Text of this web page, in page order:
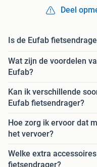
Deel
Is de Eufab
Wat zijn de voordelen
Eufab?
Kan ik verschillende
Eufab fietsendrager?
Hoe zorg ik ervoor dat
het vervoer?
Welke extra
fietsendrager?